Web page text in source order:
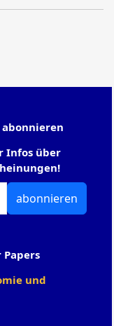
Infos über
abonnieren
Papers
und